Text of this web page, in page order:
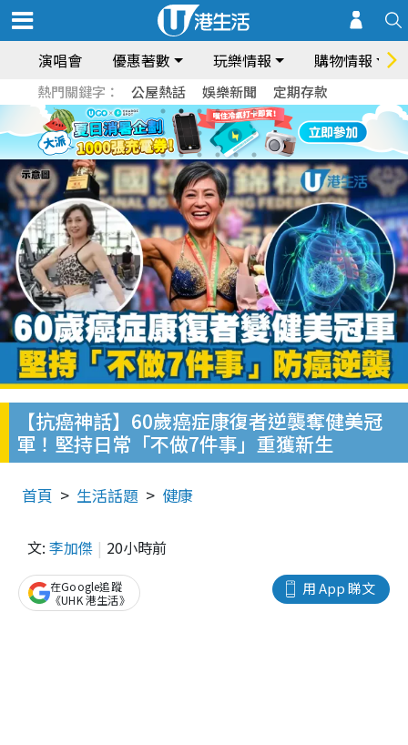
演唱會 優惠著數 玩樂情報 購物情報
熱門關鍵字： 公屋熱話 娛樂新聞 定期存款
【抗癌神話】60歲癌症康復者逆襲奪健美冠
軍！堅持日常「不做7件事」重獲新生
首頁 生活話題 健康
文: 李加傑 20小時前
用 App 睇文
在Google追蹤
《UHK 港生活》